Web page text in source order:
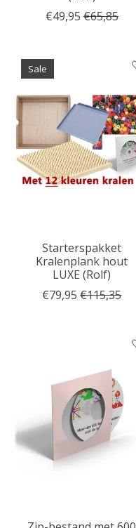
€49,95 €65,85
Sale
Starterspakket
Kralenplank hout
LUXE (Rolf)
€79,95 €115,35